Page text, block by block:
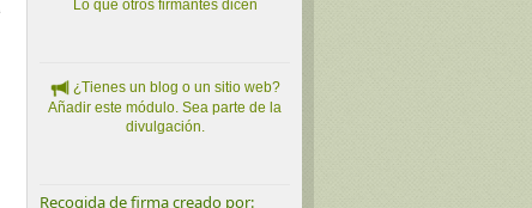
Lo que otros firmantes dicen
¿Tienes un blog o un sitio web?
Añadir este módulo. Sea parte de la
divulgación.
Recogida de firma creado por: